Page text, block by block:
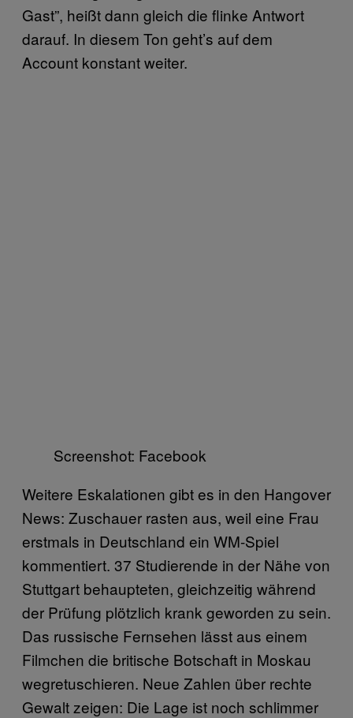
Gast”, heißt dann gleich die flinke Antwort
darauf. In diesem Ton geht’s auf dem
Account konstant weiter.
Screenshot: Facebook
Weitere Eskalationen gibt es in den Hangover
News: Zuschauer rasten aus, weil eine Frau
erstmals in Deutschland ein WM-Spiel
kommentiert. 37 Studierende in der Nähe von
Stuttgart behaupteten, gleichzeitig während
der Prüfung plötzlich krank geworden zu sein.
Das russische Fernsehen lässt aus einem
Filmchen die britische Botschaft in Moskau
wegretuschieren. Neue Zahlen über rechte
Gewalt zeigen: Die Lage ist noch schlimmer